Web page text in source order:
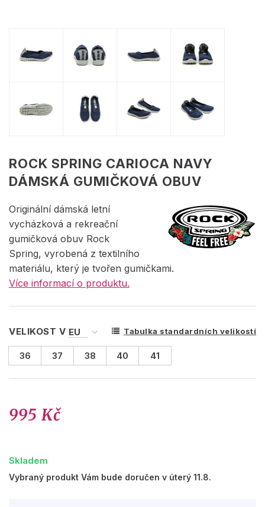
ROCK SPRING CARIOCA NAVY
DÁMSKÁ GUMIČKOVÁ OBUV
Originální dámská letní
vycházková a rekreační
gumičková obuv Rock
Spring, vyrobená z textilního
materiálu, který je tvořen gumičkami.
Více informací o produktu.
VELIKOST V Tabulka standardních velikostí
36 37 38 40 41
995 Kč
Skladem
Vybraný produkt Vám bude doručen v úterý 11.8.